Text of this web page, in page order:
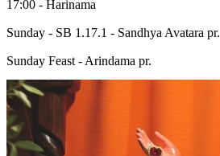
17:00 - Harinama
Sunday - SB 1.17.1 - Sandhya Avatara pr.
Sunday Feast - Arindama pr.